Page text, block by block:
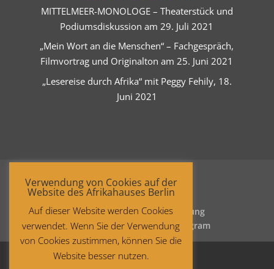
MITTELMEER-MONOLOGE – Theaterstück und
Podiumsdiskussion am 29. Juli 2021
„Mein Wort an die Menschen“ – Fachgespräch,
Filmvortrag und Originalton am 25. Juni 2021
„Lesereise durch Afrika“ mit Peggy Fehily, 18.
Juni 2021
Startseite
Datenschutzerklärung
Impressum
Facebook Instagram
Verwendung von Cookies auf der
Website des Afrikahauses Berlin
Auf dieser Website werden Cookies
verwendet. Wenn Sie der Verwendung
von Cookies zustimmen, können Sie die
Website besser nutzen.